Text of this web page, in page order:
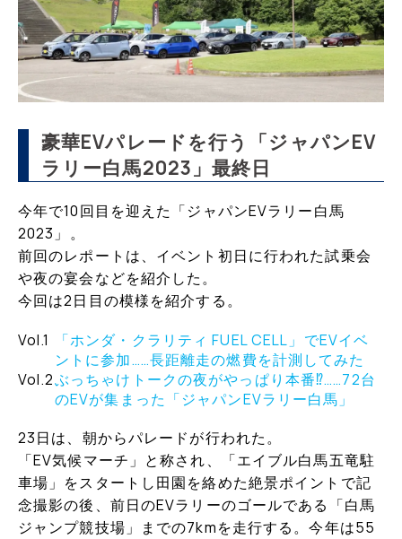
豪華EVパレードを行う「ジャパンEV
ラリー白馬2023」最終日
今年で10回目を迎えた「ジャパンEVラリー白馬
2023」。
前回のレポートは、イベント初日に行われた試乗会
や夜の宴会などを紹介した。
今回は2日目の模様を紹介する。
Vol.1
「ホンダ・クラリティ FUEL CELL」でEVイベ
ントに参加……長距離走の燃費を計測してみた
Vol.2ぶっちゃけトークの夜がやっぱり本番⁉︎……72台
のEVが集まった「ジャパンEVラリー白馬」
23日は、朝からパレードが行われた。
「EV気候マーチ」と称され、「エイブル白馬五竜駐
車場」をスタートし田園を絡めた絶景ポイントで記
念撮影の後、前日のEVラリーのゴールである「白馬
ジャンプ競技場」までの7kmを走行する。今年は55